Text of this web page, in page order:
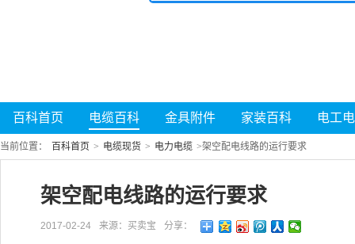
百科首页 电缆百科 金具附件 家装百科 电工
当前位置： 百科首页 > 电缆现货 > 电力电缆 >架空配电线路的运行要求
架空配电线路的运行要求
2017-02-24 来源：买卖宝 分享：